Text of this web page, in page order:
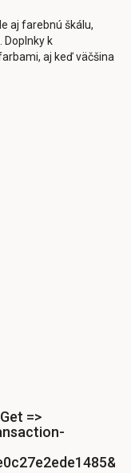
aj farebnú škálu,
Doplnky k
aj keď väčšina
=>